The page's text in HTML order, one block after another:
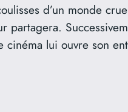
d’un monde
partagera.
cinéma lui ouvre son